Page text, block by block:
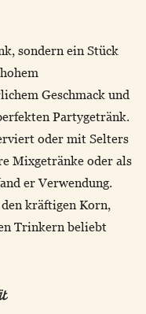
sondern ein Stück
Geschmack und
Partygetränk.
oder mit Selters
Mixgetränke oder als
er Verwendung.
kräftigen Korn,
Trinkern beliebt